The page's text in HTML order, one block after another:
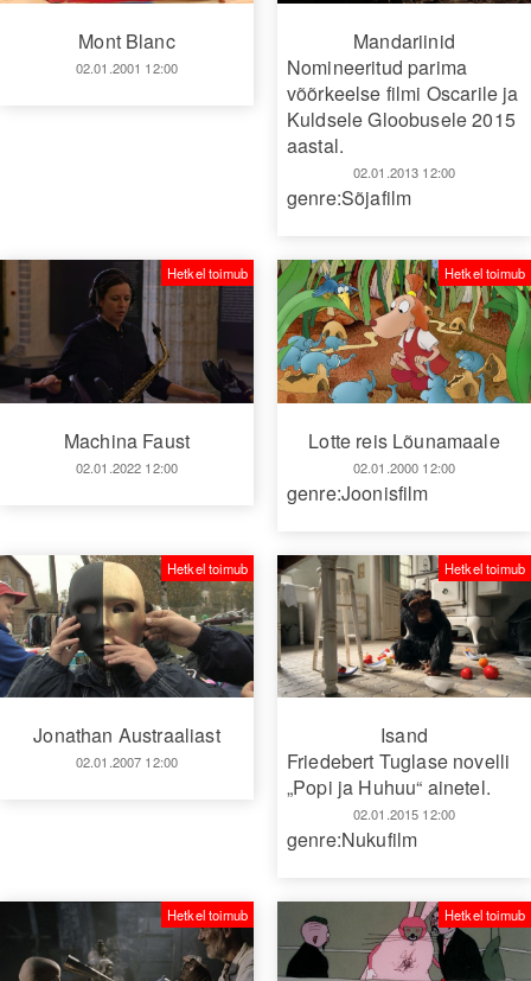
Mont Blanc
02.01.2001 12:00
Mandariinid
Nomineeritud parima
võõrkeelse filmi Oscarile ja
Kuldsele Gloobusele 2015
aastal.
02.01.2013 12:00
genre:Sõjafilm
Machina Faust
02.01.2022 12:00
Hetkel toimub
Lotte reis Lõunamaale
02.01.2000 12:00
Hetkel toimub
genre:Joonisfilm
Jonathan Austraaliast
02.01.2007 12:00
Hetkel toimub
Isand
Friedebert Tuglase novelli
„Popi ja Huhuu“ ainetel.
02.01.2015 12:00
Hetkel toimub
genre:Nukufilm
Hetkel toimub Hetkel toimub